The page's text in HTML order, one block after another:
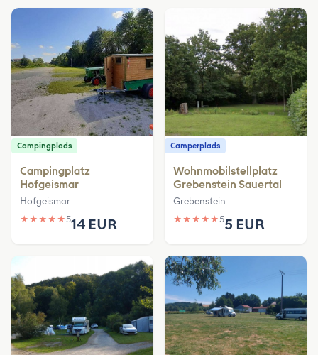
Campingplads
Campingplatz
Hofgeismar
Hofgeismar
★ ★ ★ ★ ★514 EUR
Camperplads
Wohnmobilstellplatz
Grebenstein Sauertal
Grebenstein
★ ★ ★ ★ ★55 EUR